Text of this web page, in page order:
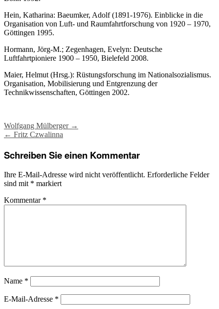
Hein, Katharina: Baeumker, Adolf (1891-1976). Einblicke in die
Organisation von Luft- und Raumfahrtforschung von 1920 – 1970,
Göttingen 1995.
Hormann, Jörg-M.; Zegenhagen, Evelyn: Deutsche
Luftfahrtpioniere 1900 – 1950, Bielefeld 2008.
Maier, Helmut (Hrsg.): Rüstungsforschung im Nationalsozialismus.
Organisation, Mobilisierung und Entgrenzung der
Technikwissenschaften, Göttingen 2002.
Post
Wolfgang Mülberger →
← Fritz Czwalinna
Schreiben Sie einen Kommentar
Ihre E-Mail-Adresse wird nicht veröffentlicht. Erforderliche Felder
sind mit * markiert
Kommentar *
Name *
E-Mail-Adresse *